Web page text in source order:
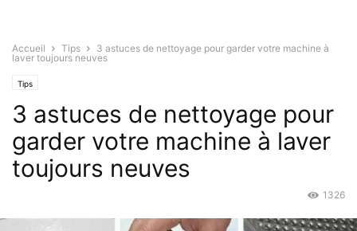
Accueil Tips
3 astuces de nettoyage pour garder votre machine à
laver toujours neuves
Tips
3 astuces de nettoyage pour
garder votre machine à laver
toujours neuves
1326